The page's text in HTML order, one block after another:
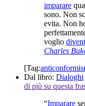
imparare
sono. Non
evita. Non
voglio
Charles
[Tag:
Dal libro: Dialoghi
di più su questa
“Imparare